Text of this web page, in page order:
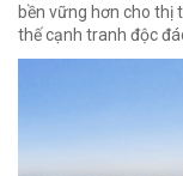
bền vững hơn cho thị
thế cạnh tranh độc